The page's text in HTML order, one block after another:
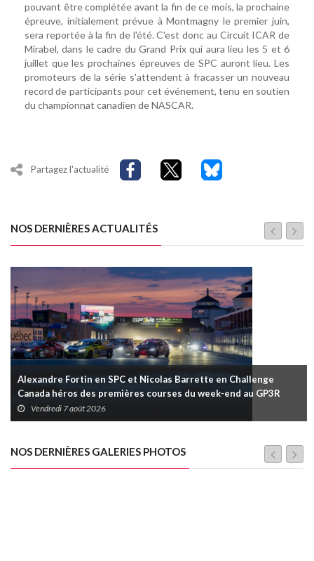
pouvant être complétée avant la fin de ce mois, la prochaine
épreuve, initialement prévue à Montmagny le premier juin,
sera reportée à la fin de l'été. C'est donc au Circuit ICAR de
Mirabel, dans le cadre du Grand Prix qui aura lieu les 5 et 6
juillet que les prochaines épreuves de SPC auront lieu. Les
promoteurs de la série s'attendent à fracasser un nouveau
record de participants pour cet événement, tenu en soutien
du championnat canadien de NASCAR.
Partagez l'actualité
NOS DERNIÈRES ACTUALITÉS
Alexandre Fortin en SPC et Nicolas Barrette en Challenge
Canada héros des premières courses du week-end au GP3R
Vendredi 7 août 2026
NOS DERNIÈRES GALERIES PHOTOS